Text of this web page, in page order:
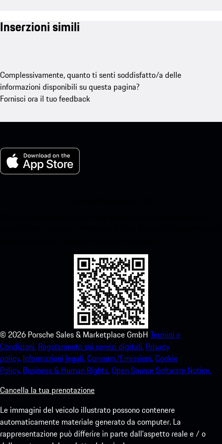
Inserzioni simili
Complessivamente, quanto ti senti soddisfatto/a delle
informazioni disponibili su questa pagina?
Fornisci ora il tuo feedback
© 2026 Porsche Sales & Marketplace GmbH Termini e
Condizioni. Regolamento sui servizi digitali. Privacy
policy. Informazioni legali.Consumi/Emissioni.Cookie
Policy. Business & Human Rights.Open Source Software Notice.
Cancella la tua prenotazione
Le immagini del veicolo illustrato possono contenere
automaticamente materiale generato da computer. La
rappresentazione può differire in parte dall'aspetto reale e / o